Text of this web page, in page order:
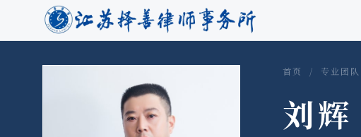
首页 / 专业团队
刘辉